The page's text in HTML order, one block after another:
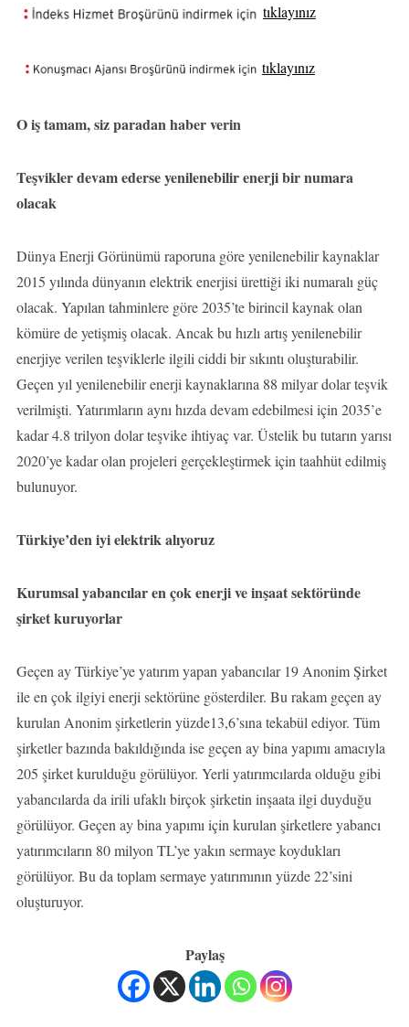
tıklayınız
tıklayınız
O iş tamam, siz paradan haber verin
Teşvikler devam ederse yenilenebilir enerji bir numara
olacak
Dünya Enerji Görünümü raporuna göre yenilenebilir kaynaklar
2015 yılında dünyanın elektrik enerjisi ürettiği iki numaralı güç
olacak. Yapılan tahminlere göre 2035’te birincil kaynak olan
kömüre de yetişmiş olacak. Ancak bu hızlı artış yenilenebilir
enerjiye verilen teşviklerle ilgili ciddi bir sıkıntı oluşturabilir.
Geçen yıl yenilenebilir enerji kaynaklarına 88 milyar dolar teşvik
verilmişti. Yatırımların aynı hızda devam edebilmesi için 2035’e
kadar 4.8 trilyon dolar teşvike ihtiyaç var. Üstelik bu tutarın yarısı
2020’ye kadar olan projeleri gerçekleştirmek için taahhüt edilmiş
bulunuyor.
Türkiye’den iyi elektrik alıyoruz
Kurumsal yabancılar en çok enerji ve inşaat sektöründe
şirket kuruyorlar
Geçen ay Türkiye’ye yatırım yapan yabancılar 19 Anonim Şirket
ile en çok ilgiyi enerji sektörüne gösterdiler. Bu rakam geçen ay
kurulan Anonim şirketlerin yüzde13,6’sına tekabül ediyor. Tüm
şirketler bazında bakıldığında ise geçen ay bina yapımı amacıyla
205 şirket kurulduğu görülüyor. Yerli yatırımcılarda olduğu gibi
yabancılarda da irili ufaklı birçok şirketin inşaata ilgi duyduğu
görülüyor. Geçen ay bina yapımı için kurulan şirketlere yabancı
yatırımcıların 80 milyon TL’ye yakın sermaye koydukları
görülüyor. Bu da toplam sermaye yatırımının yüzde 22’sini
oluşturuyor.
Paylaş